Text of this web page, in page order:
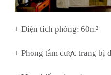
+ Diện tích phòng: 60m²
+ Phòng tắm được trang bị